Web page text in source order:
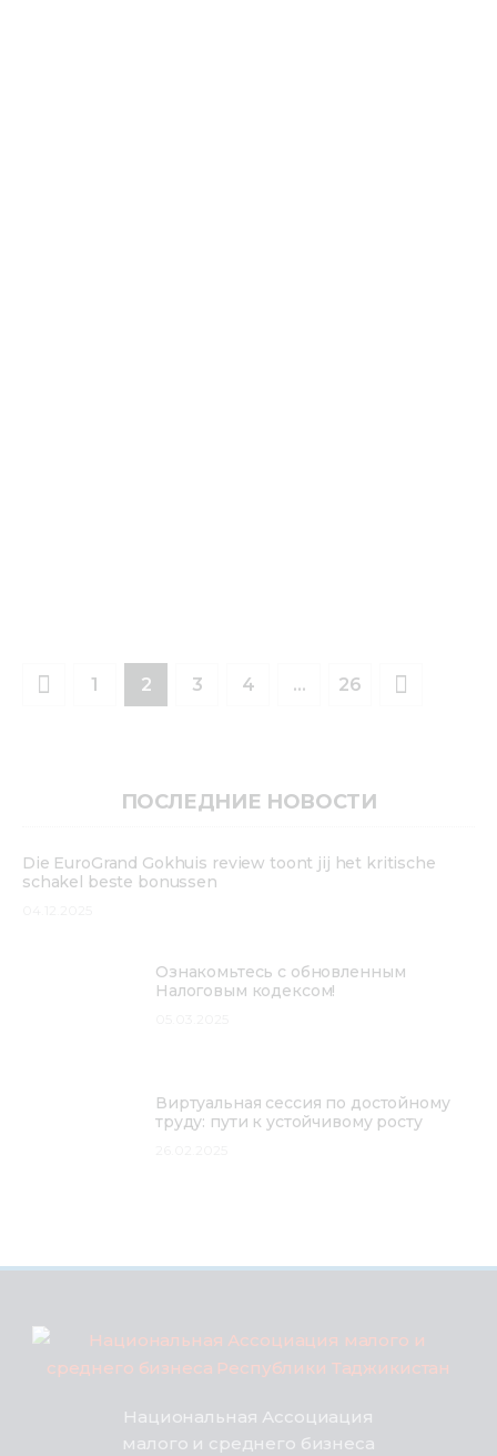
1 2 3 4 … 26
>
ПОСЛЕДНИЕ НОВОСТИ
Die EuroGrand Gokhuis review toont jij het kritische
schakel beste bonussen
Ознакомьтесь с обновленным
Налоговым кодексом!
Виртуальная сессия по достойному
труду: пути к устойчивому росту
Национальная Ассоциация
малого и среднего бизнеса